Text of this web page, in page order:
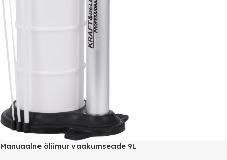
Manuaalne õliimur vaakumseade 9L